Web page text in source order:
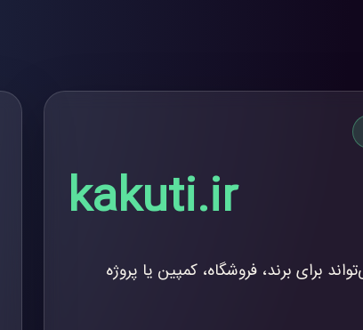
kakuti.ir
برای برند، فروشگاه، کمپین یا پروژه